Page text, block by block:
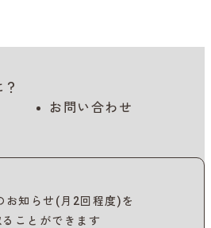
お問い合わせ
お知らせ(月2回程度)を
ることができます